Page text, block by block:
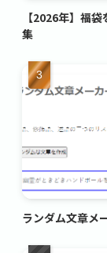
【2026年】福
集
ランダム文章メ